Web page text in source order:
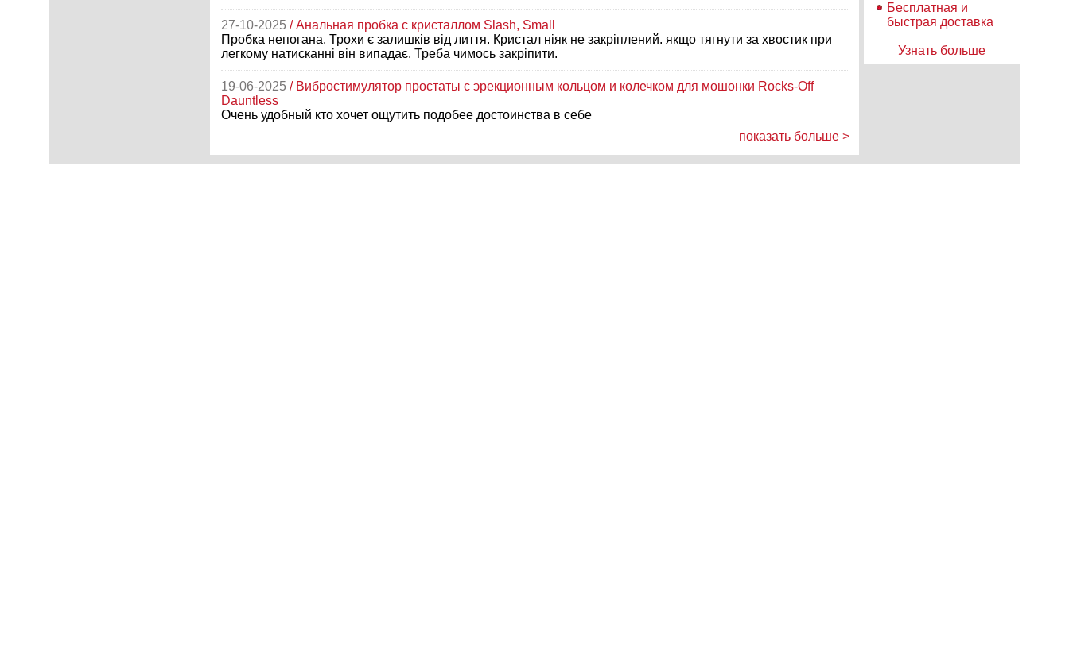
27-10-2025 / Анальная пробка с кристаллом Slash, Small
Пробка непогана. Трохи є залишків від лиття. Кристал ніяк не закріплений. якщо тягнути за хвостик при
легкому натисканні він випадає. Треба чимось закріпити.
19-06-2025 / Вибростимулятор простаты с эрекционным кольцом и колечком для мошонки Rocks-Off
Dauntless
Очень удобный кто хочет ощутить подобее достоинства в себе
В описании товара указано что игрушка водонепроницаема и лишь в разделе уход и гигиена написано
показать больше >
Бесплатная и
быстрая доставка
Узнать больше